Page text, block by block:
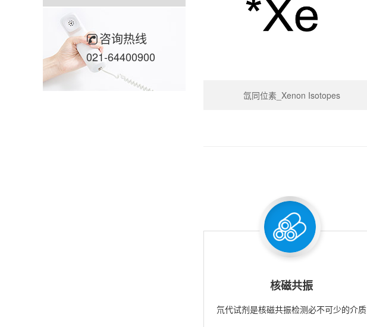
咨询热线
021-64400900
氙同位素_Xenon Isotopes
核磁共振
氘代试剂是核磁共振检测必不可少的介质